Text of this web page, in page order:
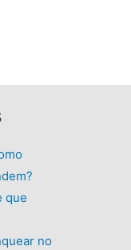
que
no